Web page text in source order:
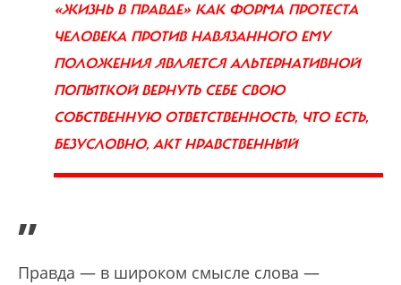
«ЖИЗНЬ В ПРАВДЕ» КАК ФОРМА ПРОТЕСТА
ЧЕЛОВЕКА ПРОТИВ НАВЯЗАННОГО ЕМУ
ПОЛОЖЕНИЯ ЯВЛЯЕТСЯ АЛЬТЕРНАТИВНОЙ
ПОПЫТКОЙ ВЕРНУТЬ СЕБЕ СВОЮ
СОБСТВЕННУЮ ОТВЕТСТВЕННОСТЬ, ЧТО ЕСТЬ,
БЕЗУСЛОВНО, АКТ НРАВСТВЕННЫЙ
”
Правда — в широком смысле слова —